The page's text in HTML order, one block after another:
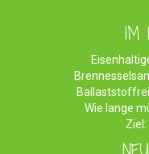
IM
Wie lange